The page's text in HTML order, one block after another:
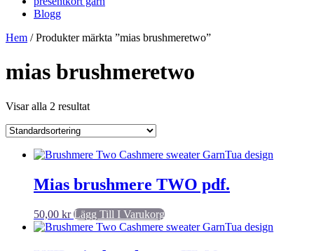
Blogg
Hem / Produkter märkta ”mias brushmeretwo”
mias brushmeretwo
Visar alla 2 resultat
Mias brushmere TWO pdf.
50,00 kr Lägg Till I Varukorg